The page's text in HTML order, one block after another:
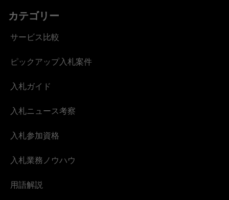
カテゴリー
サービス比較
ピックアップ入札案件
入札ガイド
入札ニュース考察
入札参加資格
入札業務ノウハウ
用語解説